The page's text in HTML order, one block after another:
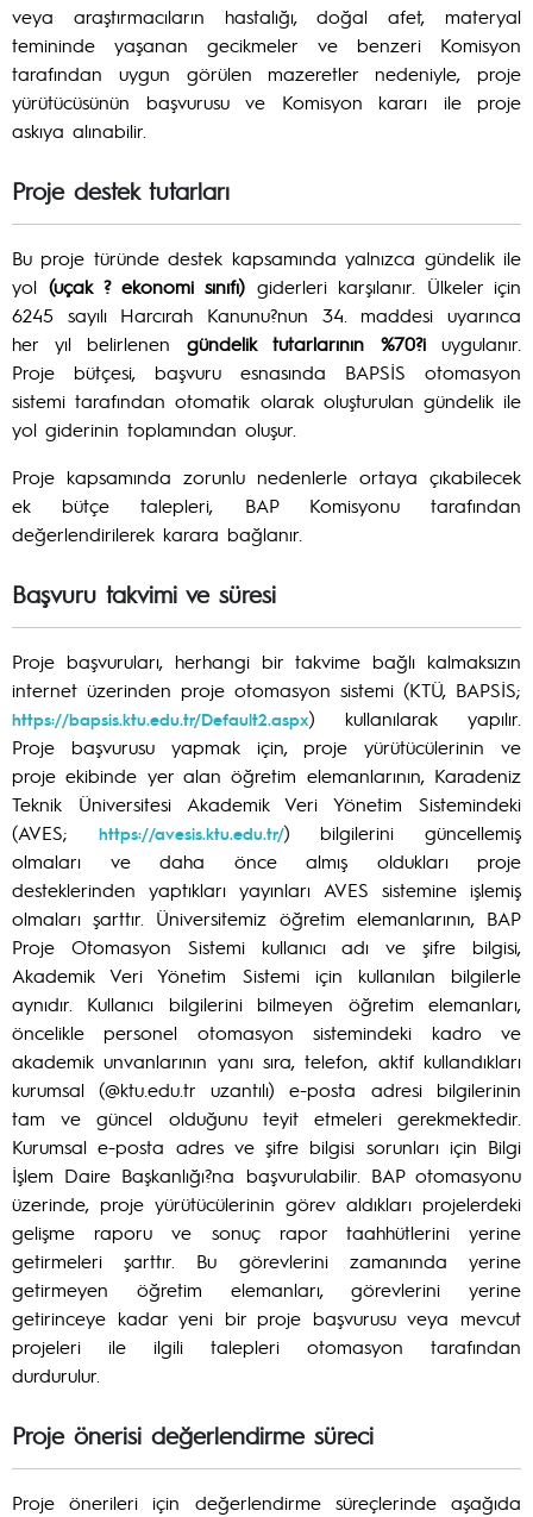
veya araştırmacıların hastalığı, doğal afet, materyal
temininde yaşanan gecikmeler ve benzeri Komisyon
tarafından uygun görülen mazeretler nedeniyle, proje
yürütücüsünün başvurusu ve Komisyon kararı ile proje
askıya alınabilir.
Proje destek tutarları
Bu proje türünde destek kapsamında yalnızca gündelik ile
yol (uçak ? ekonomi sınıfı) giderleri karşılanır. Ülkeler için
6245 sayılı Harcırah Kanunu?nun 34. maddesi uyarınca
her yıl belirlenen gündelik tutarlarının %70?iuygulanır.
Proje bütçesi, başvuru esnasında BAPSİS otomasyon
sistemi tarafından otomatik olarak oluşturulan gündelik ile
yol giderinin toplamından oluşur.
Proje kapsamında zorunlu nedenlerle ortaya çıkabilecek
ek bütçe talepleri, BAP Komisyonu tarafından
değerlendirilerek karara bağlanır.
Başvuru takvimi ve süresi
Proje başvuruları, herhangi bir takvime bağlı kalmaksızın
internet üzerinden proje otomasyon sistemi (KTÜ, BAPSİS;
https://bapsis.ktu.edu.tr/Default2.aspx) kullanılarak yapılır.
Proje başvurusu yapmak için, proje yürütücülerinin ve
proje ekibinde yer alan öğretim elemanlarının, Karadeniz
Teknik Üniversitesi Akademik Veri Yönetim Sistemindeki
(AVES;
https://avesis.ktu.edu.tr/) bilgilerini güncellemiş
olmaları ve daha önce almış oldukları proje
desteklerinden yaptıkları yayınları AVES sistemine işlemiş
olmaları şarttır. Üniversitemiz öğretim elemanlarının, BAP
Proje Otomasyon Sistemi kullanıcı adı ve şifre bilgisi,
Akademik Veri Yönetim Sistemi için kullanılan bilgilerle
aynıdır. Kullanıcı bilgilerini bilmeyen öğretim elemanları,
öncelikle personel otomasyon sistemindeki kadro ve
akademik unvanlarının yanı sıra, telefon, aktif kullandıkları
kurumsal (@ktu.edu.tr uzantılı) e-posta adresi bilgilerinin
tam ve güncel olduğunu teyit etmeleri gerekmektedir.
Kurumsal e-posta adres ve şifre bilgisi sorunları için Bilgi
İşlem Daire Başkanlığı?na başvurulabilir. BAP otomasyonu
üzerinde, proje yürütücülerinin görev aldıkları projelerdeki
gelişme raporu ve sonuç rapor taahhütlerini yerine
getirmeleri şarttır. Bu görevlerini zamanında yerine
getirmeyen öğretim elemanları, görevlerini yerine
getirinceye kadar yeni bir proje başvurusu veya mevcut
projeleri ile ilgili talepleri otomasyon tarafından
durdurulur.
Proje önerisi değerlendirme süreci
Proje önerileri için değerlendirme süreçlerinde aşağıda